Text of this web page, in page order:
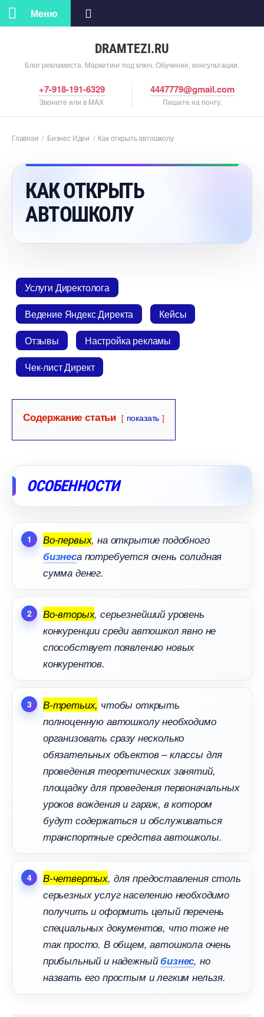
DRAMTEZI.RU
Блог рекламиста. Маркетинг под ключ. Обучение, консультации.
Меню
+7-918-191-6329
Звоните или в MAX
4447779@gmail.com
Пишите на почту.
Главная / Бизнес Идеи / Как открыть автошколу
КАК ОТКРЫТЬ
АВТОШКОЛУ
Услуги Директолога
едение Яндекс Директа
Кейсы
Отзывы
Настройка рекламы
Чек-лист Директ
Содержание статьи показать
ОСОБЕННОСТИ
о-первых, на открытие подобного
изнеса потребуется очень солидная
сумма денег.
о-вторых, серьезнейший уровень
конкуренции среди автошкол явно не
способствует появлению новых
конкурентов.
-третьих, чтобы открыть
полноценную автошколу необходимо
организовать сразу несколько
обязательных объектов – классы для
проведения теоретических занятий,
площадку для проведения первоначальных
уроков вождения и гараж, в котором
удут содержаться и обслуживаться
транспортные средства автошколы.
-четвертых, для предоставления столь
серьезных услуг населению необходимо
получить и оформить целый перечень
специальных документов, что тоже не
так просто. В общем, автошкола очень
прибыльный и надежныйизнес, но
назвать его простым и легким нельзя.